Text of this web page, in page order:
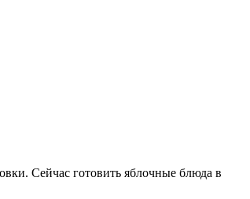
Сейчас готовить яблочные блюда в